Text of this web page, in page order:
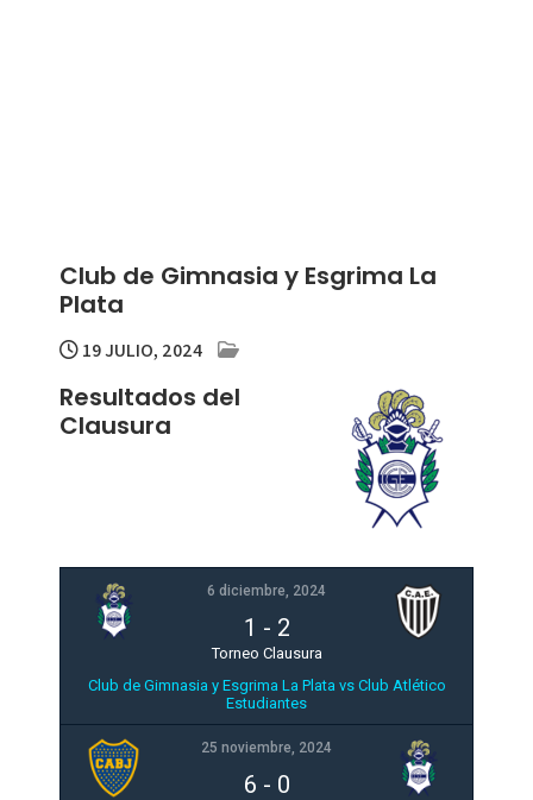
Club de Gimnasia y Esgrima La
Plata
19 JULIO, 2024
Resultados del
Clausura
6 diciembre, 2024
1 - 2
Torneo Clausura
Club de Gimnasia y Esgrima La Plata vs Club Atlético
Estudiantes
25 noviembre, 2024
6 - 0